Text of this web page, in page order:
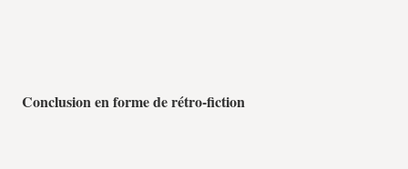
Conclusion en forme de rétro-fiction